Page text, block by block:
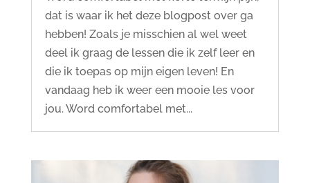
dat is waar ik het deze blogpost over ga
hebben! Zoals je misschien al wel weet
deel ik graag de lessen die ik zelf leer en
die ik toepas op mijn eigen leven! En
vandaag heb ik weer een mooie les voor
jou. Word comfortabel met...